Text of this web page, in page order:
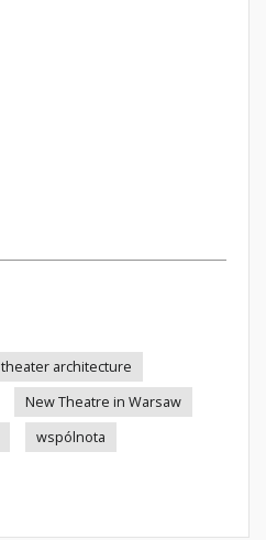
theater architecture
New Theatre in Warsaw
wspólnota